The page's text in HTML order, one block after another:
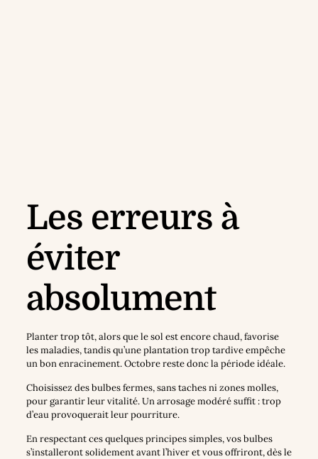
Les erreurs à
éviter
absolument
Planter trop tôt, alors que le sol est encore chaud, favorise
les maladies, tandis qu’une plantation trop tardive empêche
un bon enracinement. Octobre reste donc la période idéale.
Choisissez des bulbes fermes, sans taches ni zones molles,
pour garantir leur vitalité. Un arrosage modéré suffit : trop
d’eau provoquerait leur pourriture.
En respectant ces quelques principes simples, vos bulbes
s’installeront solidement avant l’hiver et vous offriront, dès le